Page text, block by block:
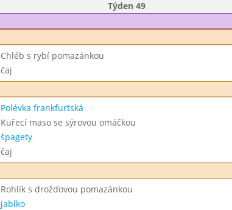
Týden 49
Chléb s rybí pomazánkou
čaj
Polévka frankfurtská
Kuřecí maso se sýrovou omáčkou
špagety
čaj
Rohlík s drožďovou pomazánkou
jablko